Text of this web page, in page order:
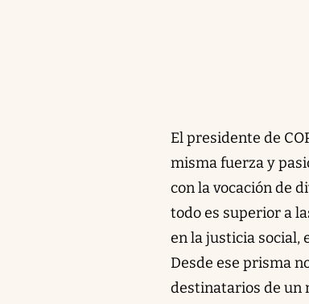
El presidente de
misma fuerza y
con la vocación de
todo es superior a
en la justicia social,
Desde ese prisma
destinatarios de un